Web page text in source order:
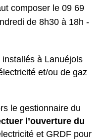
composer le 09 69
de 8h30 à 18h -
à Lanuéjols
et/ou de gaz
le gestionnaire du
l’ouverture du
et GRDF pour